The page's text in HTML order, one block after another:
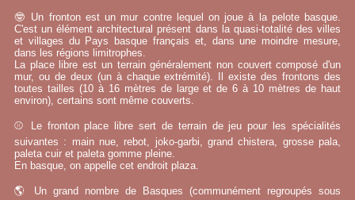
🤓 Un fronton est un mur contre lequel on joue à la pelote basque.
C'est un élément architectural présent dans la quasi-totalité des villes
et villages du Pays basque français et, dans une moindre mesure,
dans les régions limitrophes.
La place libre est un terrain généralement non couvert composé d'un
mur, ou de deux (un à chaque extrémité). Il existe des frontons des
toutes tailles (10 à 16 mètres de large et de 6 à 10 mètres de haut
environ), certains sont même couverts.
⚾ Le fronton place libre sert de terrain de jeu pour les spécialités
suivantes : main nue, rebot, joko-garbi, grand chistera, grosse pala,
paleta cuir et paleta gomme pleine.
En basque, on appelle cet endroit plaza.
🌎 Un grand nombre de Basques (communément regroupés sous